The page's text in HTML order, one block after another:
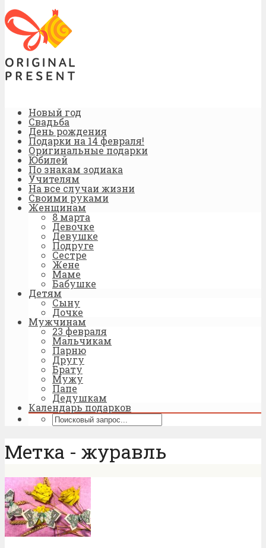
Новый год
Свадьба
День рождения
Подарки на 14 февраля!
Оригинальные подарки
Юбилей
По знакам зодиака
Учителям
На все случаи жизни
Своими руками
Женщинам
8 марта
Девочке
Девушке
Подруге
Сестре
Жене
Маме
Бабушке
Детям
Сыну
Дочке
Мужчинам
23 февраля
Мальчикам
Парню
Другу
Брату
Мужу
Папе
Дедушкам
Календарь подарков
Метка - журавль